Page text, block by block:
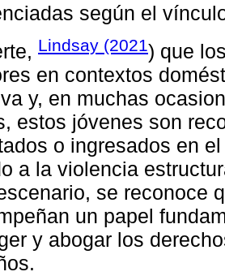
según el
Lindsay (2021) que
en contextos
y, en muchas
estos jóvenes son
o ingresados en
a la violencia
se reconoce
un papel
y abogar los